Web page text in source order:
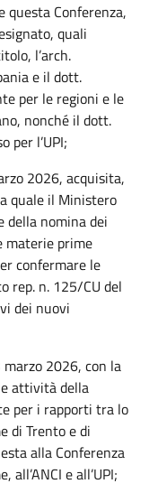
questa Conferenza,
quali
l’arch.
e il dott.
per le regioni e le
nonché il dott.
per l’UPI;
2026, acquisita,
quale il Ministero
della nomina dei
materie prime
confermare le
rep. n. 125/CU del
dei nuovi
2026, con la
attività della
per i rapporti tra lo
di Trento e di
alla Conferenza
e all’UPI;